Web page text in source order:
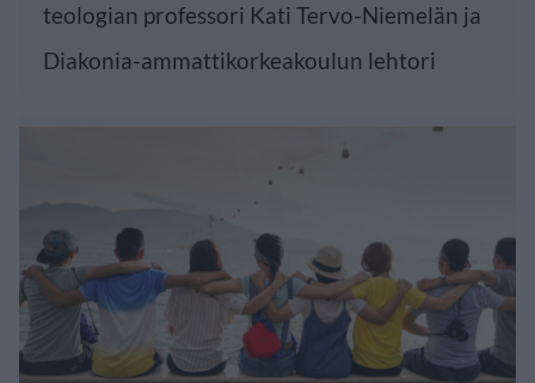
teologian professori Kati Tervo-Niemelän ja
Diakonia-ammattikorkeakoulun lehtori